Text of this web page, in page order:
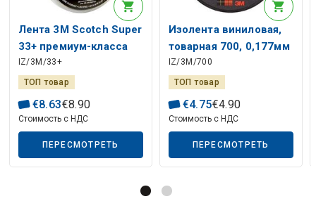
Лента 3M Scotch Super
33+ премиум-класса
0.177ммx19ммx20м,
чёрная
IZ/3M/33+
ТОП товар
€8.63€8.90
Стоимость с НДС
ПЕРЕСМОТРЕТЬ
Изолента виниловая,
товарная 700, 0,177мм
x 19мм x 20м, черная
IZ/3M/700
ТОП товар
€4.75€4.90
Стоимость с НДС
ПЕРЕСМОТРЕТЬ